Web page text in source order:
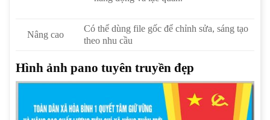
Nâng cao
Có thể dùng file gốc để chỉnh sửa, sáng tạo
theo nhu cầu
Hình ảnh pano tuyên truyền đẹp